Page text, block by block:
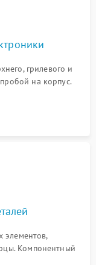
грилевого и
на корпус.
конвекции.
элементов,
Компонентный